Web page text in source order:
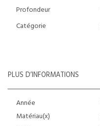
Profondeur
Catégorie
PLUS D’INFORMATIONS
Année
Matériau(x)